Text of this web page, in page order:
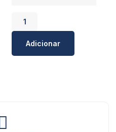
Adicionar